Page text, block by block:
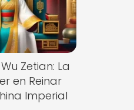
Zetian: La
en Reinar
Imperial